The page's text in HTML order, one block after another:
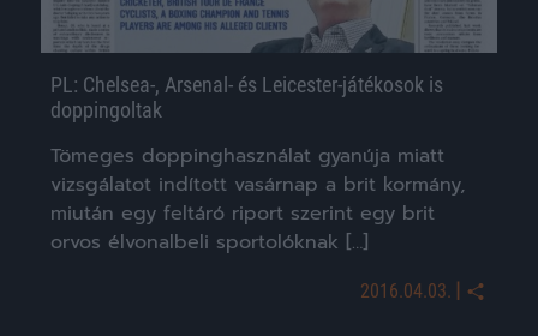
PL: Chelsea-, Arsenal- és Leicester-játékosok is
doppingoltak
Tömeges doppinghasználat gyanúja miatt
vizsgálatot indított vasárnap a brit kormány,
miután egy feltáró riport szerint egy brit
orvos élvonalbeli sportolóknak […]
2016.04.03. |